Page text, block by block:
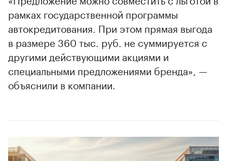
рамках государственной программы
автокредитования. При этом прямая выгода
в размере 360 тыс. руб. не суммируется с
другими действующими акциями и
специальными предложениями бренда», —
объяснили в компании.